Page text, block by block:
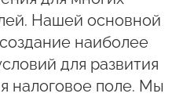
Нашей основной
наиболее
для развития
налоговое поле. Мы